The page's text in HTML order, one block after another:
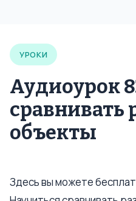
УРОКИ
Аудиоурок
сравнивать
объекты
Здесь вы можете